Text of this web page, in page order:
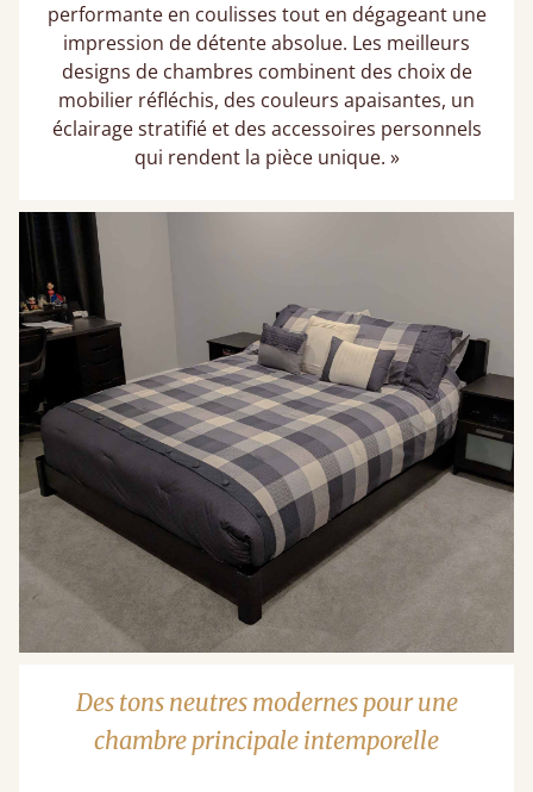
performante en coulisses tout en dégageant une
impression de détente absolue. Les meilleurs
designs de chambres combinent des choix de
mobilier réfléchis, des couleurs apaisantes, un
éclairage stratifié et des accessoires personnels
qui rendent la pièce unique. »
Des tons neutres modernes pour une
chambre principale intemporelle